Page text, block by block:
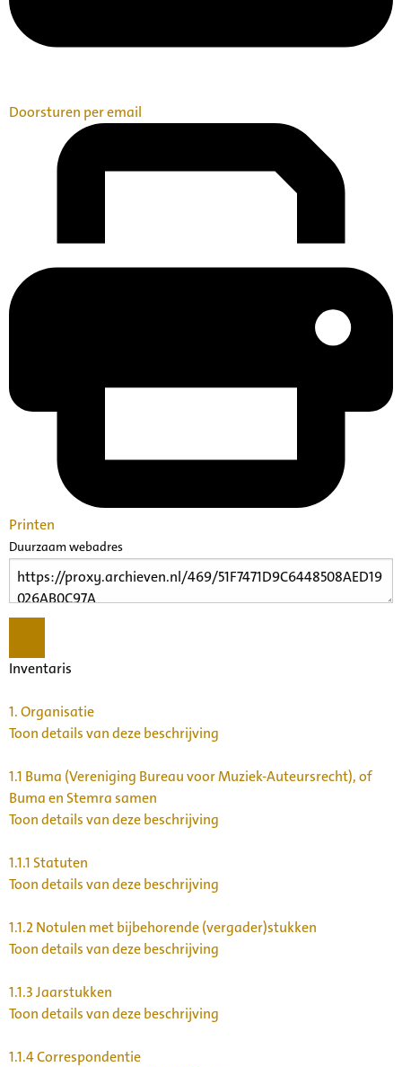
Doorsturen per email
Printen
Duurzaam webadres
Inventaris
1.Organisatie
Toon details van deze beschrijving
1.1 Buma (Vereniging Bureau voor Muziek-Auteursrecht), of
Buma en Stemra samen
Toon details van deze beschrijving
1.1.1 Statuten
Toon details van deze beschrijving
1.1.2Notulen met bijbehorende (vergader)stukken
Toon details van deze beschrijving
1.1.3Jaarstukken
Toon details van deze beschrijving
1.1.4Correspondentie